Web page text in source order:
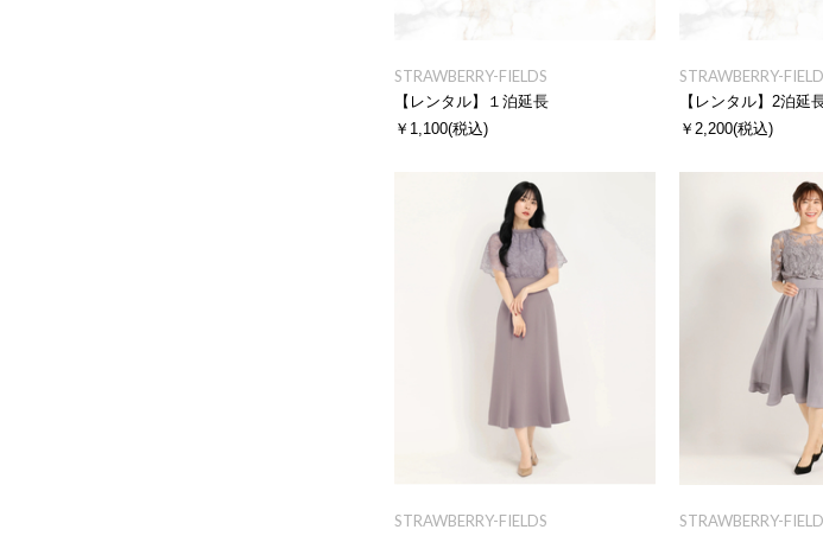
STRAWBERRY-FIELDS
【レンタル】１泊延長
￥1,100(税込)
STRAWBERRY-
【レンタル】2泊延
￥2,200(税込)
STRAWBERRY-FIELDS STRAWBERRY-